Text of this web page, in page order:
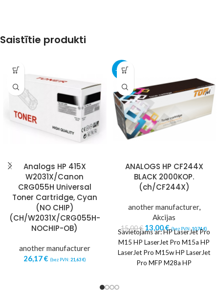
Saistītie produkti
Analogs HP 415X
W2031X/Canon
CRG055H Universal
Toner Cartridge, Cyan
(NO CHIP)
(CH/W2031X/CRG055H-
NOCHIP-OB)
another manufacturer
26,17€ (bez PVN:21,63€)
-13%
ANALOGS HP CF244X
BLACK 2000KOP.
(ch/CF244X)
another manufacturer,
Akcijas
15,00€ 13,00€ (bez PVN:10,74€)
Savietojams ar: HP LaserJet Pro
M15 HP LaserJet Pro M15a HP
LaserJet Pro M15w HP LaserJet
Pro MFP M28a HP